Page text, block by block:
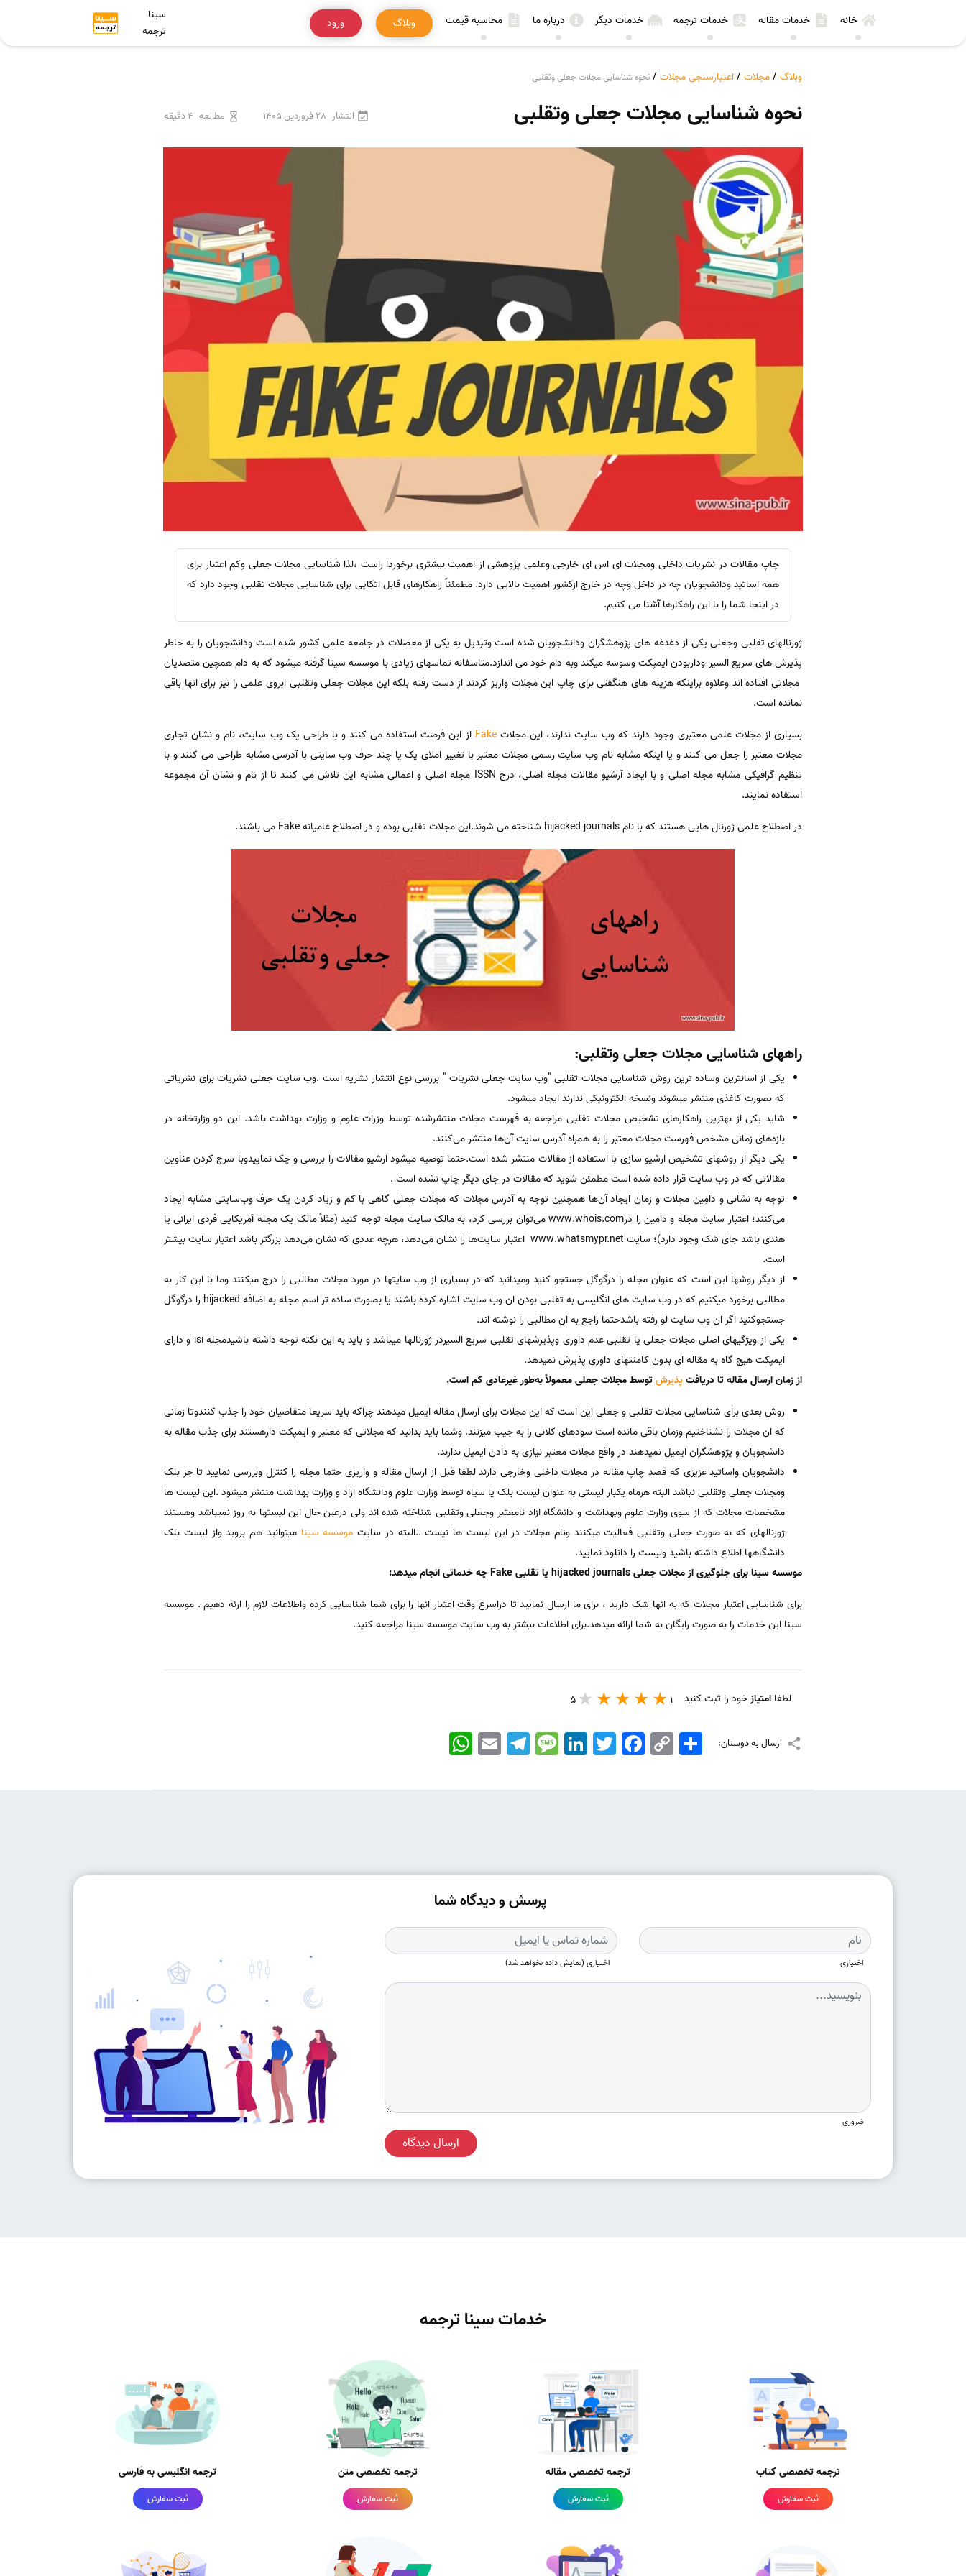
خانه خدمات مقاله خدمات ترجمه خدمات دیگر درباره ما محاسبه قیمت وبلاگ ورود
سینا
ترجمه
وبلاگ /مجلات /اعتبارسنجی مجلات / نحوه شناسایی مجلات جعلی وتقلبی
نحوه شناسایی مجلات جعلی وتقلبی انتشار 28 فروردین 1405 مطالعه 4 دقیقه
چاپ مقالات در نشریات داخلی ومجلات ای اس ای خارجی وعلمی پژوهشی از اهمیت بیشتری برخوردا راست ،لذا شناسایی مجلات جعلی وکم اعتبار برای
همه اساتید ودانشجویان چه در داخل وچه در خارج ازکشور اهمیت بالایی دارد. مطمئناً راهکارهای قابل اتکایی برای شناسایی مجلات تقلبی وجود دارد که
در اینجا شما را با این راهکارها آشنا می کنیم.
ژورنالهای تقلبی وجعلی یکی از دغدغه های پژوهشگران ودانشجویان شده است وتبدیل به یکی از معضلات در جامعه علمی کشور شده است ودانشجویان را به خاطر
پذیرش های سریع السیر وداربودن ایمپکت وسوسه میکند وبه دام خود می اندازد.متاسفانه تماسهای زیادی با موسسه سینا گرفته میشود که به دام همچین متصدیان
مجلاتی افتاده اند وعلاوه براینکه هزینه های هنگفتی برای چاپ این مجلات واریز کردند از دست رفته بلکه این مجلات جعلی وتقلبی ابروی علمی را نیز برای انها باقی
نمانده است.
بسیاری از مجلات علمی معتبری وجود دارند که وب سایت ندارند، این مجلاتFake از این فرصت استفاده می کنند و با طراحی یک وب سایت، نام و نشان تجاری
مجلات معتبر را جعل می کنند و یا اینکه مشابه نام وب سایت رسمی مجلات معتبر با تغییر املای یک یا چند حرف وب سایتی با آدرسی مشابه طراحی می کنند و با
تنظیم گرافیکی مشابه مجله اصلی و با ایجاد آرشیو مقالات مجله اصلی، درج ISSN مجله اصلی و اعمالی مشابه این تلاش می کنند تا از نام و نشان آن مجموعه
استفاده نمایند.
در اصطلاح علمی ژورنال هایی هستند که با نام hijacked journals شناخته می شوند.این مجلات تقلبی بوده و در اصطلاح عامیانه Fake می باشند.
راههای شناسایی مجلات جعلی وتقلبی:
یکی از اسانترین وساده ترین روش شناسایی مجلات تقلبی "وب سایت جعلی نشریات " بررسی نوع انتشار نشریه است .وب سایت جعلی نشریات برای نشریاتی
که بصورت کاغذی منتشر میشوند ونسخه الکترونیکی ندارند ایجاد میشود.
شاید یکی از بهترین راهکارهای تشخیص مجلات تقلبی مراجعه به فهرست مجلات منتشرشده توسط وزرات علوم و وزارت بهداشت باشد. این دو وزارتخانه در
بازه‌های زمانی مشخص فهرست مجلات معتبر را به همراه آدرس سایت آن‌ها منتشر می‌کنند.
یکی دیگر از روشهای تشخیص ارشیو سازی با استفاده از مقالات منتشر شده است.حتما توصیه میشود ارشیو مقالات را بررسی و چک نماییدوبا سرچ کردن عناوین
مقالاتی که در وب سایت قرار داده شده است مطمئن شوید که مقالات در جای دیگر چاپ نشده است .
توجه به نشانی و دامِین مجلات و زمان ایجاد آن‌ها همچنین توجه به آدرس مجلات که مجلات جعلی گاهی با کم و زیاد کردن یک حرف وب‌سایتی مشابه ایجاد
می‌کنند؛ اعتبار سایت مجله و دامین را درwww.whois.com می‌توان بررسی کرد، به مالک سایت مجله توجه کنید (مثلاً مالک یک مجله آمریکایی فردی ایرانی یا
هندی باشد جای شک وجود دارد)؛ سایت www.whatsmypr.net اعتبار سایت‌ها را نشان می‌دهد، هرچه عددی که نشان می‌دهد بزرگتر باشد اعتبار سایت بیشتر
است.
از دیگر روشها این است که عنوان مجله را درگوگل جستجو کنید ومیدانید که در بسیاری از وب سایتها در مورد مجلات مطالبی را درج میکنند وما با این کار به
مطالبی برخورد میکنیم که در وب سایت های انگلیسی به تقلبی بودن ان وب سایت اشاره کرده باشند یا بصورت ساده تر اسم مجله به اضافه hijacked را درگوگل
جستجوکنید اگر ان وب سایت لو رفته باشدحتما راجع به ان مطالبی را نوشته اند.
یکی از ویژگیهای اصلی مجلات جعلی یا تقلبی عدم داوری وپذیرشهای تقلبی سریع السیردر ژورنالها میباشد و باید به این نکته توجه داشته باشیدمجله isi و دارای
ایمپکت هیچ گاه به مقاله ای بدون کامنتهای داوری پذیرش نمیدهد.
از زمان ارسال مقاله تا دریافتپذیرشتوسط مجلات جعلی معمولاً به‌طور غیرعادی کم است.
روش بعدی برای شناسایی مجلات تقلبی و جعلی این است که این مجلات برای ارسال مقاله ایمیل میدهند چراکه باید سریعا متقاضیان خود را جذب کنندوتا زمانی
که ان مجلات را نشناختیم وزمان باقی مانده است سودهای کلانی را به جیب میزنند. وشما باید بدانید که مجلاتی که معتبر و ایمپکت دارهستند برای جذب مقاله به
دانشجویان و پژوهشگران ایمیل نمیدهند در واقع مجلات معتبر نیازی به دادن ایمیل ندارند.
دانشجویان واساتید عزیزی که قصد چاپ مقاله در مجلات داخلی وخارجی دارند لطفا قبل از ارسال مقاله و واریزی حتما مجله را کنترل وبررسی نمایید تا جز بلک
ومجلات جعلی وتقلبی نباشد البته هرماه یکبار لیستی به عنوان لیست بلک یا سیاه توسط وزارت علوم ودانشگاه ازاد و وزارت بهداشت منتشر میشود .این لیست ها
مشخصات مجلات که از سوی وزارت علوم وبهداشت و دانشگاه ازاد نامعتبر وجعلی وتقلبی شناخته شده اند ولی درعین حال این لیستها به روز نمیباشد وهستند
ژورنالهای که به صورت جعلی وتقلبی فعالیت میکنند ونام مجلات در این لیست ها نیست ..البته در سایت موسسه سینا میتوانید هم بروید واز لیست بلک
دانشگاهها اطلاع داشته باشید ولیست را دانلود نمایید.
موسسه سینا برای جلوگیری از مجلات جعلی hijacked journals یا تقلبی Fake چه خدماتی انجام میدهد:
برای شناسایی اعتبار مجلات که به انها شک دارید ، برای ما ارسال نمایید تا دراسرع وقت اعتبار انها را برای شما شناسایی کرده واطلاعات لازم را ارئه دهیم . موسسه
سینا این خدمات را به صورت رایگان به شما ارائه میدهد.برای اطلاعات بیشتر به وب سایت موسسه سینا مراجعه کنید.
لطفا امتیازخود را ثبت کنید 1
5
ارسال به دوستان: WhatsApp EmailTelegramMessageLinkedIn TwitterFacebook Copy
Link
اشتراک
پرسش و دیدگاه شما
اختیاری اختیاری (نمایش داده نخواهد شد)
ضروری
ارسال دیدگاه
خدمات سینا ترجمه
ترجمه تخصصی کتاب
ثبت سفارش
ترجمه تخصصی مقاله
ثبت سفارش
ترجمه تخصصی متن
ثبت سفارش
ترجمه انگلیسی به فارسی
ثبت سفارش